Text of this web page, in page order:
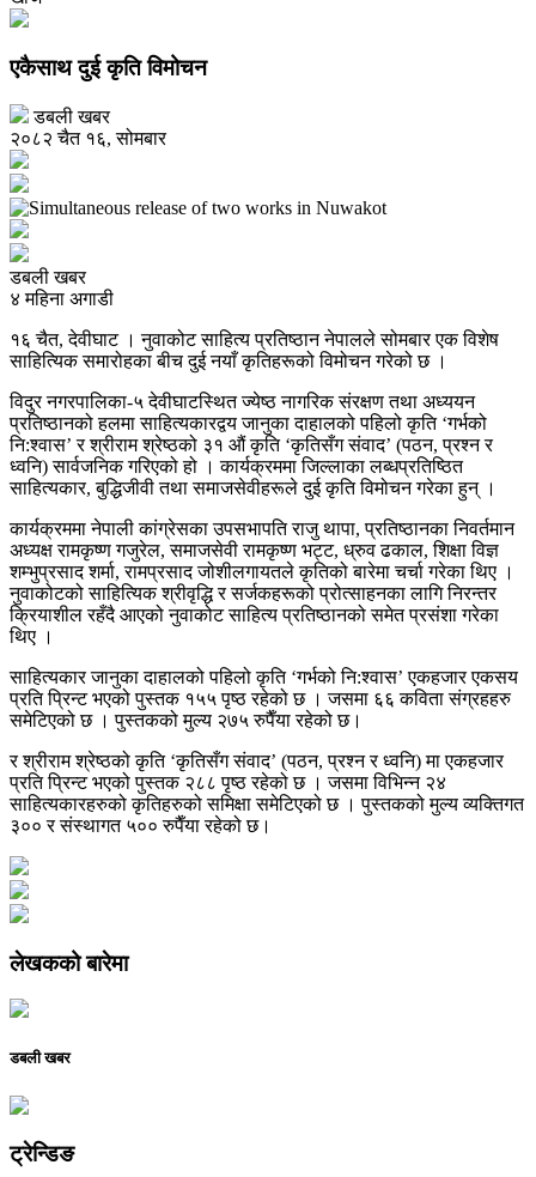
एकैसाथ दुई कृति विमोचन
डबली खबर
२०८२ चैत १६, सोमबार
डबली खबर
४ महिना अगाडी
१६ चैत, देवीघाट । नुवाकोट साहित्य प्रतिष्ठान नेपालले सोमबार एक विशेष
साहित्यिक समारोहका बीच दुई नयाँ कृतिहरूको विमोचन गरेको छ ।
विदुर नगरपालिका-५ देवीघाटस्थित ज्येष्ठ नागरिक संरक्षण तथा अध्ययन
प्रतिष्ठानको हलमा साहित्यकारद्वय जानुका दाहालको पहिलो कृति ‘गर्भको
नि:श्वास’ र श्रीराम श्रेष्ठको ३१ औं कृति ‘कृतिसँग संवाद’ (पठन, प्रश्न र
ध्वनि) सार्वजनिक गरिएको हो । कार्यक्रममा जिल्लाका लब्धप्रतिष्ठित
साहित्यकार, बुद्धिजीवी तथा समाजसेवीहरूले दुई कृति विमोचन गरेका हुन् ।
कार्यक्रममा नेपाली कांग्रेसका उपसभापति राजु थापा, प्रतिष्ठानका निवर्तमान
अध्यक्ष रामकृष्ण गजुरेल, समाजसेवी रामकृष्ण भट्ट, ध्रुव ढकाल, शिक्षा विज्ञ
शम्भुप्रसाद शर्मा, रामप्रसाद जोशीलगायतले कृतिको बारेमा चर्चा गरेका थिए ।
नुवाकोटको साहित्यिक श्रीवृद्धि र सर्जकहरूको प्रोत्साहनका लागि निरन्तर
क्रियाशील रहँदै आएको नुवाकोट साहित्य प्रतिष्ठानको समेत प्रसंशा गरेका
थिए ।
साहित्यकार जानुका दाहालको पहिलो कृति ‘गर्भको नि:श्वास’ एकहजार एकसय
प्रति प्रिन्ट भएको पुस्तक १५५ पृष्ठ रहेको छ । जसमा ६६ कविता संग्रहहरु
समेटिएको छ । पुस्तकको मुल्य २७५ रुपैँया रहेको छ।
र श्रीराम श्रेष्ठको कृति ‘कृतिसँग संवाद’ (पठन, प्रश्न र ध्वनि) मा एकहजार
प्रति प्रिन्ट भएको पुस्तक २८८ पृष्ठ रहेको छ । जसमा विभिन्न २४
साहित्यकारहरुको कृतिहरुको समिक्षा समेटिएको छ । पुस्तकको मुल्य व्यक्तिगत
३०० र संस्थागत ५०० रुपैँया रहेको छ।
लेखकको बारेमा
डबली खबर
ट्रेन्डिङ